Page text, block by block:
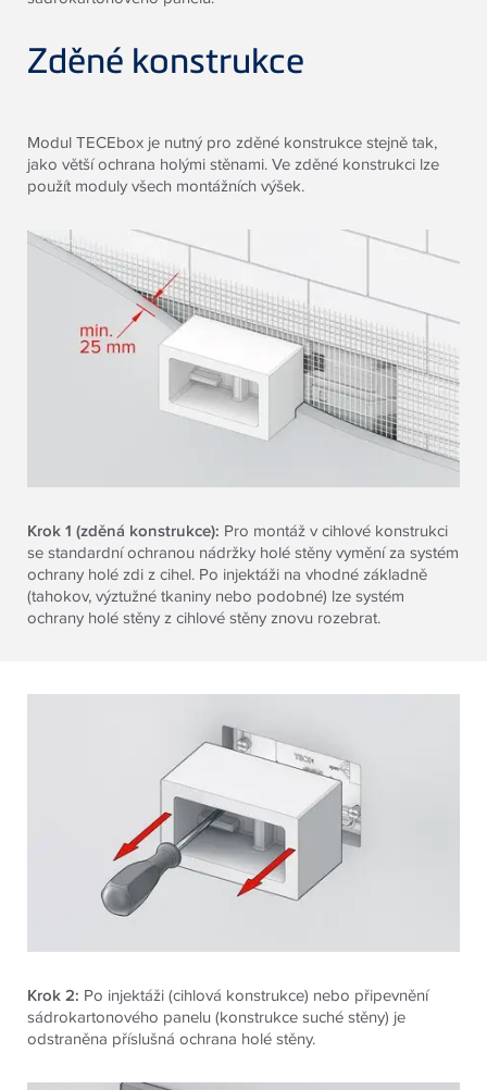
Zděné konstrukce
ModulTECEbox je nutný pro zděné konstrukce stejně tak,
jako větší ochrana holými stěnami. Ve zděné konstrukci lze
použít moduly všech montážních výšek.
Krok 1 (zděná konstrukce): Pro montáž v cihlové konstrukci
se standardní ochranou nádržky holé stěny vymění za systém
ochrany holé zdi z cihel. Po injektáži na vhodné základně
(tahokov, výztužné tkaniny nebo podobné) lze systém
ochrany holé stěny z cihlové stěny znovu rozebrat.
Krok 2: Po injektáži (cihlová konstrukce) nebo připevnění
sádrokartonového panelu (konstrukce suché stěny) je
odstraněna příslušná ochrana holé stěny.